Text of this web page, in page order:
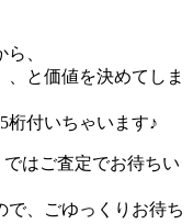
、
と価値を決めてしま
桁付いちゃいます♪
はご査定でお待ちい
で、ごゆっくりお待ち